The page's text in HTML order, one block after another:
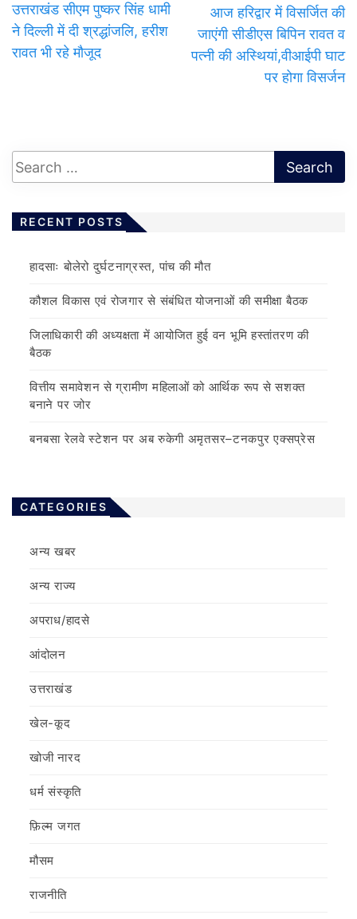
उत्तराखंड सीएम पुष्कर सिंह धामी
ने दिल्ली में दी श्रद्धांजलि, हरीश
रावत भी रहे मौजूद
आज हरिद्वार में विसर्जित की
जाएंगी सीडीएस बिपिन रावत व
पत्नी की अस्थियां,वीआईपी घाट
पर होगा विसर्जन
RECENT POSTS
हादसाः बोलेरो दुर्घटनाग्रस्त, पांच की मौत
कौशल विकास एवं रोजगार से संबंधित योजनाओं की समीक्षा बैठक
जिलाधिकारी की अध्यक्षता में आयोजित हुई वन भूमि हस्तांतरण की
बैठक
वित्तीय समावेशन से ग्रामीण महिलाओं को आर्थिक रूप से सशक्त
बनाने पर जोर
बनबसा रेलवे स्टेशन पर अब रुकेगी अमृतसर–टनकपुर एक्सप्रेस
CATEGORIES
अन्य खबर
अन्य राज्य
अपराध/हादसे
आंदोलन
उत्तराखंड
खेल-कूद
खोजी नारद
धर्म संस्कृति
फ़िल्‍म जगत
मौसम
राजनीति